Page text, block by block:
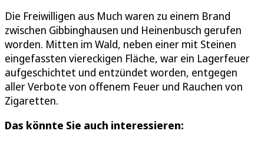
Die Freiwilligen aus Much waren zu einem Brand
zwischen Gibbinghausen und Heinenbusch gerufen
worden. Mitten im Wald, neben einer mit Steinen
eingefassten viereckigen Fläche, war ein Lagerfeuer
aufgeschichtet und entzündet worden, entgegen
aller Verbote von offenem Feuer und Rauchen von
Zigaretten.
Das könnte Sie auch interessieren: